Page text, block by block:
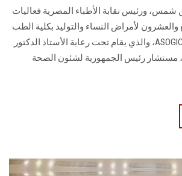
شمس، ورئيس نقابة الأطباء المصرية فعاليات
والعشرون لأمراض النساء والتوليد بكلية الطب
جامعة عين شمس ASOGIC 27، والذي يقام تحت رعاية الأستاذ الدكتور
مستشار رئيس الجمهورية لشئون الصحة